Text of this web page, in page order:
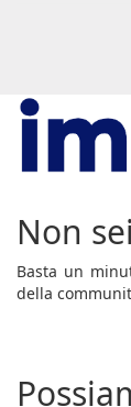
Non
Basta un
della